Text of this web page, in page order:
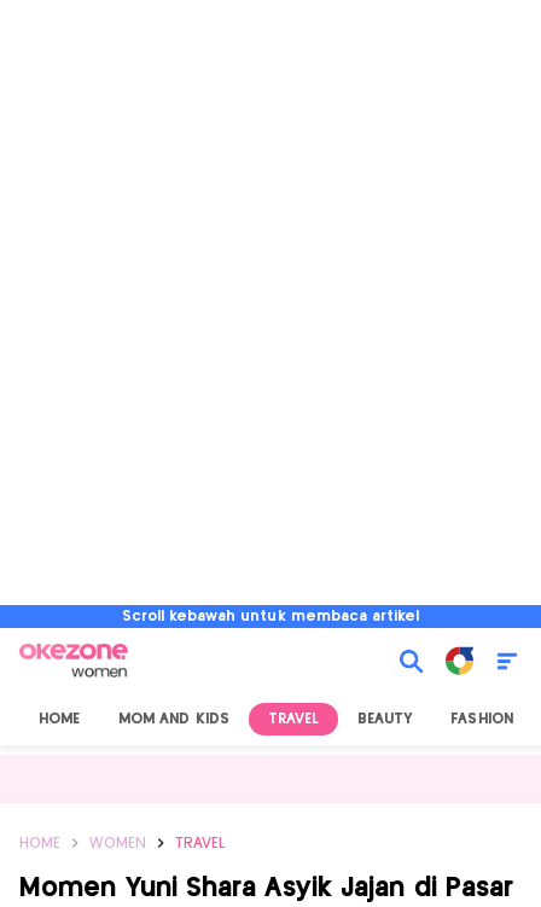
Scroll kebawah untuk membaca artikel
HOME MOM AND KIDS TRAVEL BEAUTY FASHION
HOME WOMEN TRAVEL
Momen Yuni Shara Asyik Jajan di Pasar